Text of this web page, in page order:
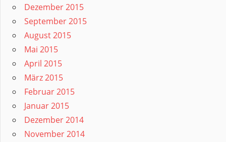
Dezember 2015
September 2015
August 2015
Mai 2015
April 2015
März 2015
Februar 2015
Januar 2015
Dezember 2014
November 2014